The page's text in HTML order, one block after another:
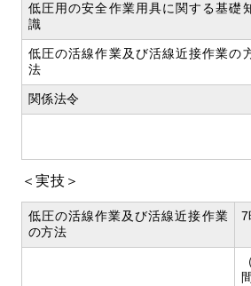
低圧用の安全作業用具に関する基礎
識
低圧の活線作業及び活線近接作業の
法
関係法令
＜実技＞
低圧の活線作業及び活線近接作業
の方法
7